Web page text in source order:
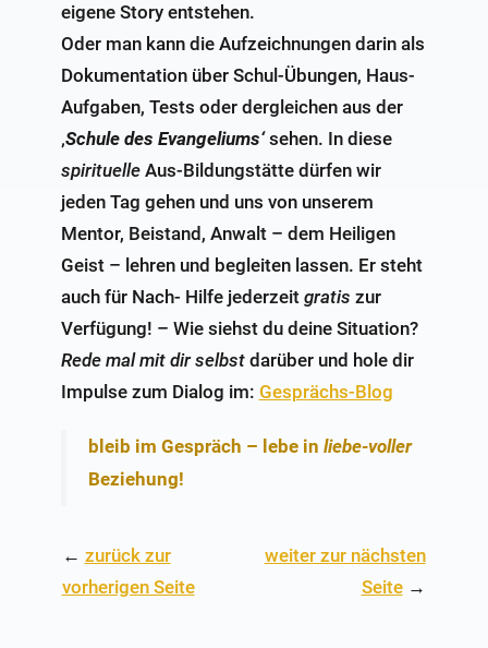
eigene Story entstehen.
Oder man kann die Aufzeichnungen darin als
Dokumentation über Schul-Übungen, Haus-
Aufgaben, Tests oder dergleichen aus der
‚Schule des Evangeliums‘sehen. In diese
spirituelleAus-Bildungstätte dürfen wir
jeden Tag gehen und uns von unserem
Mentor, Beistand, Anwalt – dem Heiligen
Geist – lehren und begleiten lassen. Er steht
auch für Nach- Hilfe jederzeit gratis zur
Verfügung! – Wie siehst du deine Situation?
Rede mal mit dir selbstdarüber und hole dir
Impulse zum Dialog im: Gesprächs-Blog
bleib im Gespräch – lebe in liebe-voller
Beziehung!
← zurück zur
vorherigen Seite
weiter zur nächsten
Seite→